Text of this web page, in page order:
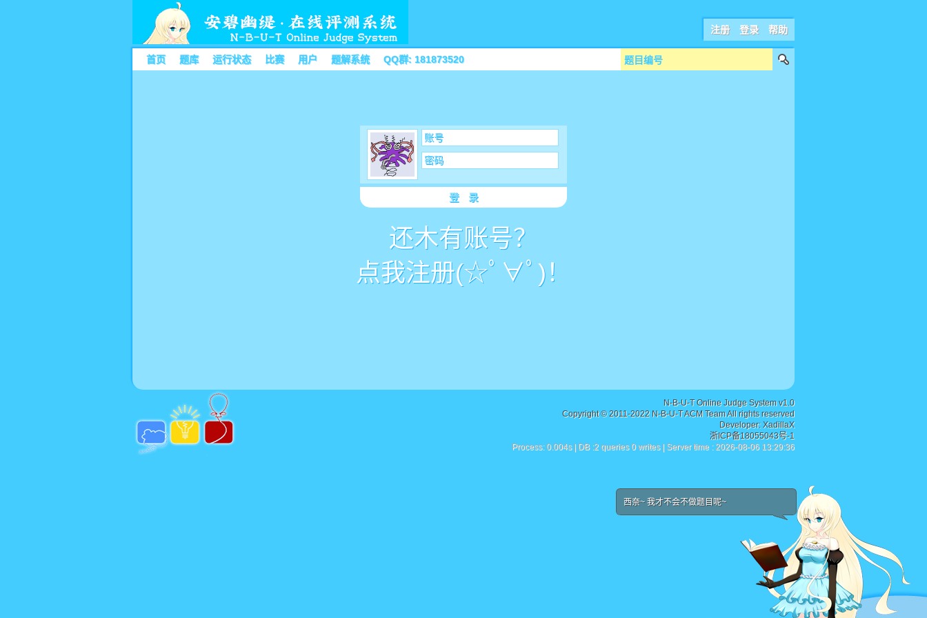
注册 登录 帮助
首页 题库 运行状态 比赛 用户 题解系统 QQ群: 181873520
账号
密码
登 录
还木有账号？
点我注册(☆ﾟ∀ﾟ)！
N-B-U-T Online Judge System v1.0
Copyright © 2011-2022 N-B-U-T ACM Team All rights reserved
Developer:XadillaX
浙ICP备18055043号-1
Process: 0.004s | DB :2 queries 0 writes | Server time : 2026-08-06 13:29:36
西奈~ 我才不会不做题目呢~